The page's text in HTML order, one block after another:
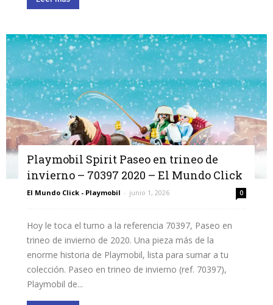
Playmobil Spirit Paseo en trineo de
invierno – 70397 2020 – El Mundo Click
El Mundo Click - Playmobil - junio 1, 2026 0
Hoy le toca el turno a la referencia 70397, Paseo en
trineo de invierno de 2020. Una pieza más de la
enorme historia de Playmobil, lista para sumar a tu
colección. Paseo en trineo de invierno (ref. 70397),
Playmobil de...